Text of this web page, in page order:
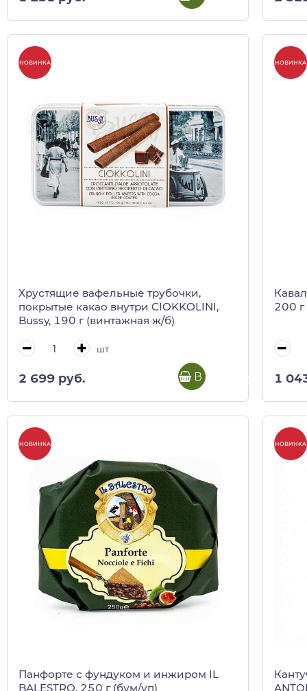
НОВИНКА
Хрустящие вафельные трубочки,
покрытые какао внутри CIOKKOLINI,
Bussy, 190 г (винтажная ж/б)
шт
2 699 руб. В корзину
НОВИНКА
200 г
1
НОВИНКА
Панфорте с фундуком и инжиром IL
BALESTRO, 250 г (бум/уп)
НОВИНКА